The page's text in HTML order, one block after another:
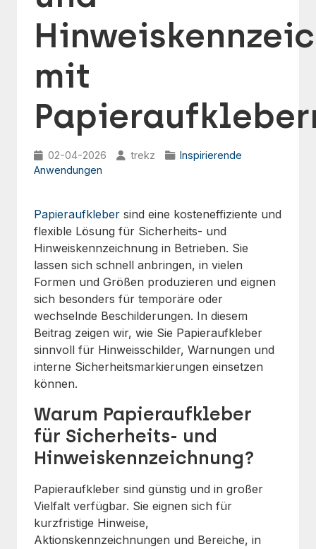
mit
02-04-2026 trekz
Inspirierende
Anwendungen
Papieraufkleber sind eine kosteneffiziente und
flexible Lösung für Sicherheits- und
Hinweiskennzeichnung in Betrieben. Sie
lassen sich schnell anbringen, in vielen
Formen und Größen produzieren und eignen
sich besonders für temporäre oder
wechselnde Beschilderungen. In diesem
Beitrag zeigen wir, wie Sie Papieraufkleber
sinnvoll für Hinweisschilder, Warnungen und
interne Sicherheitsmarkierungen einsetzen
können.
Warum Papieraufkleber
für Sicherheits- und
Hinweiskennzeichnung?
Papieraufkleber sind günstig und in großer
Vielfalt verfügbar. Sie eignen sich für
kurzfristige Hinweise,
Aktionskennzeichnungen und Bereiche, in